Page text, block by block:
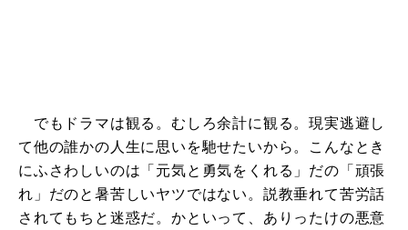
でもドラマは観る。むしろ余計に観る。現実逃避し
て他の誰かの人生に思いを馳せたいから。こんなとき
にふさわしいのは「元気と勇気をくれる」だの「頑張
れ」だのと暑苦しいヤツではない。説教垂れて苦労話
されてもちと迷惑だ。かといって、ありったけの悪意